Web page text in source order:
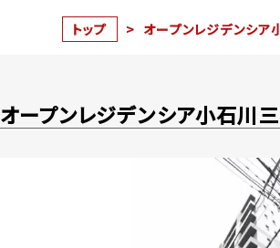
トップ > オープンレジデンシア
オープンレジデンシア小石川